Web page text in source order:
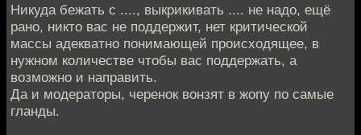
Никуда бежать с ...., выкрикивать .... не надо, ещё
рано, никто вас не поддержит, нет критической
массы адекватно понимающей происходящее, в
нужном количестве чтобы вас поддержать, а
возможно и направить.
Да и модераторы, черенок вонзят в жопу по самые
гланды.